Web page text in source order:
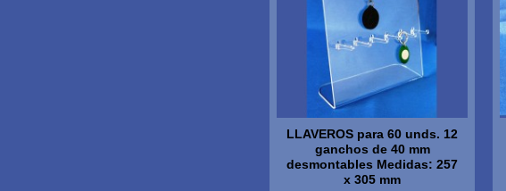
LLAVEROS para 60 unds. 12
ganchos de 40 mm
desmontables Medidas: 257
x 305 mm